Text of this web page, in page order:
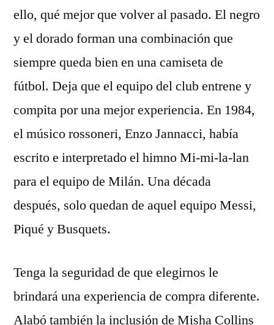
ello, qué mejor que volver al pasado. El negro
y el dorado forman una combinación que
siempre queda bien en una camiseta de
fútbol. Deja que el equipo del club entrene y
compita por una mejor experiencia. En 1984,
el músico rossoneri, Enzo Jannacci, había
escrito e interpretado el himno Mi-mi-la-lan
para el equipo de Milán. Una década
después, solo quedan de aquel equipo Messi,
Piqué y Busquets.
Tenga la seguridad de que elegirnos le
brindará una experiencia de compra diferente.
Alabó también la inclusión de Misha Collins